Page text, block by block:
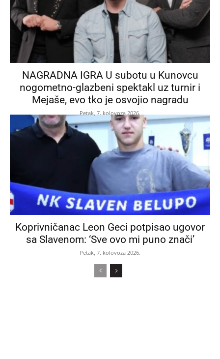
NAGRADNA IGRA U subotu u Kunovcu
nogometno-glazbeni spektakl uz turnir i
Mejaše, evo tko je osvojio nagradu
Petak, 7. kolovoza 2026.
Koprivničanac Leon Geci potpisao ugovor
sa Slavenom: ‘Sve ovo mi puno znači’
Petak, 7. kolovoza 2026.